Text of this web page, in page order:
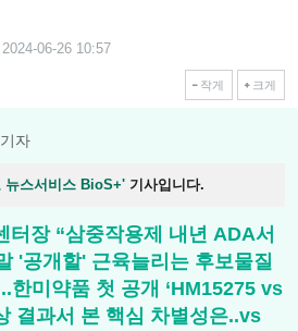
06-26 10:57
작게 크게
자
뉴스서비스 BioS+' 기사입니다.
터장 “삼중작용제 내년 ADA서
'공개할' 근육늘리는 후보물질
한미약품 첫 공개 ‘HM15275 vs
결과서 본 핵심 차별성은..vs